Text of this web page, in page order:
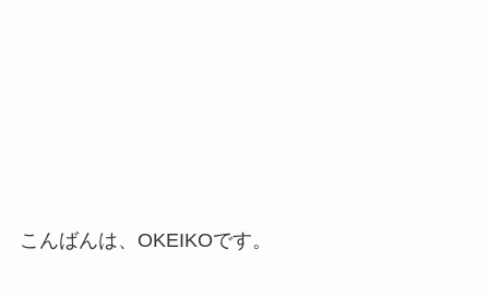
こんばんは、OKEIKOです。